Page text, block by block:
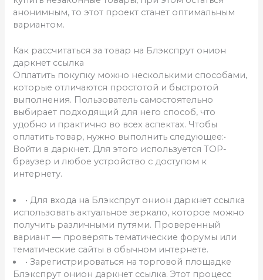
анонимным, то этот проект станет оптимальным
вариантом.
Как рассчитаться за товар на Блэкспрут онион
даркнет ссылка
Оплатить покупку можно несколькими способами,
которые отличаются простотой и быстротой
выполнения. Пользователь самостоятельно
выбирает подходящий для него способ, что
удобно и практично во всех аспектах. Чтобы
оплатить товар, нужно выполнить следующее:•
Войти в даркнет. Для этого используется ТОР-
браузер и любое устройство с доступом к
интернету.
• Для входа на Блэкспрут онион даркнет ссылка
использовать актуальное зеркало, которое можно
получить различными путями. Проверенный
вариант — проверять тематические форумы или
тематические сайты в обычном интернете.
• Зарегистрироваться на торговой площадке
Блэкспрут онион даркнет ссылка. Этот процесс